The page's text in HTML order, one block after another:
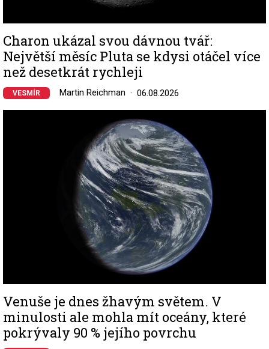
Charon ukázal svou dávnou tvář:
Největší měsíc Pluta se kdysi otáčel více
než desetkrát rychleji
VESMÍR Martin Reichman 06.08.2026
Venuše je dnes žhavým světem. V
minulosti ale mohla mít oceány, které
pokrývaly 90 % jejího povrchu